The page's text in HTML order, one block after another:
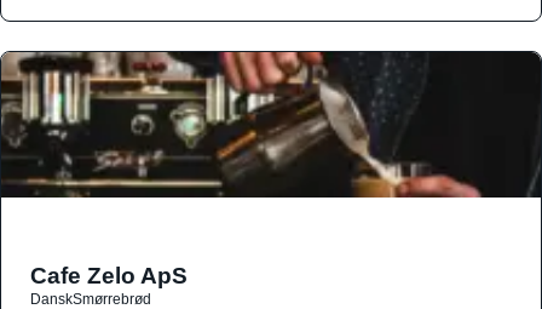
Cafe Zelo ApS
DanskSmørrebrød